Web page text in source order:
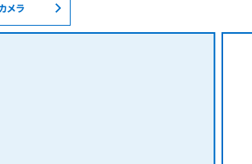
様 料金シミュレーション
メラ